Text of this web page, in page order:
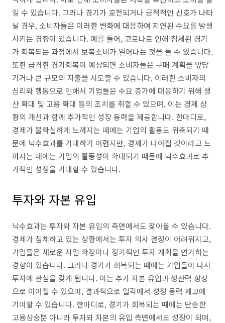
일 수 있습니다. 그러나 경기가 호전되거나 긍적적인 신호가 나타
날 경우, 소비자들은 이러한 변화에 대응하여 지연된 수요를 발생
시키는 경향이 있습니다. 예를 들어, 코로나로 인해 침체된 경기
가 회복되는 과정에서 보복소비가 일어나는 것을 들 수 있습니다.
또한 급격한 경기회복이 예상되면 소비자들은 구매 계획을 앞당
기거나 큰 규모의 지출을 시도할 수 있습니다. 이러한 소비자의
심리와 행동으로 인해서 기업들은 수요 증가에 대응하기 위해 생
산 확대 및 고용 확대 등의 조치를 취할 수 있으며, 이는 경제 상
황의 개선과 함께 추가적인 성장 동력을 제공합니다. 한마디로,
경제가 불확실하게 느껴지는 때에는 기업의 활동도 위축되기 때
문에 낙수효과를 기대하기 어렵지만, 경제가 나아질 것이라고 느
껴지는 때에는 기업의 활동성이 확대되기 때문에 낙수효과로 추
가적인 성장을 기대할 수 있습니다.
투자와 자본 유입
낙수효과는 투자와 자본 유입의 측면에서도 찾아볼 수 있습니다.
경제가 침체하고 있는 상황에서는 투자 의사 결정이 어려워지고,
기업들은 새로운 사업 확장이나 장기적인 투자 게획을 연기하는
경향이 있습니다. 그러나 경기가 회복되는 때에는 기업들이 다시
투자에 관심을 갖게 됩니다. 이는 추가 자본 유입과 생산력 향상
으로 이어질 수 있으며, 결과적으로 일각에서 성장 동력 제고에
기여할 수 있습니다. 한마디로, 경기가 회복되는 때에는 단순한
고용상승뿐 아니라 투자와 자본의 유입 측면에서도 성장이 되며,